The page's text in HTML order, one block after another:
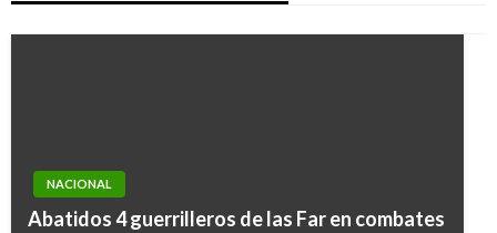
NACIONAL
Abatidos 4 guerrilleros de las Far en combates